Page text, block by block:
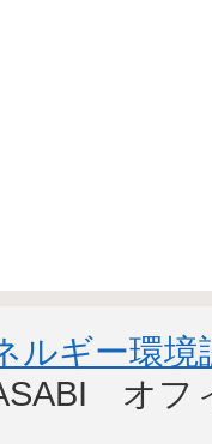
ルギー環境
オフ